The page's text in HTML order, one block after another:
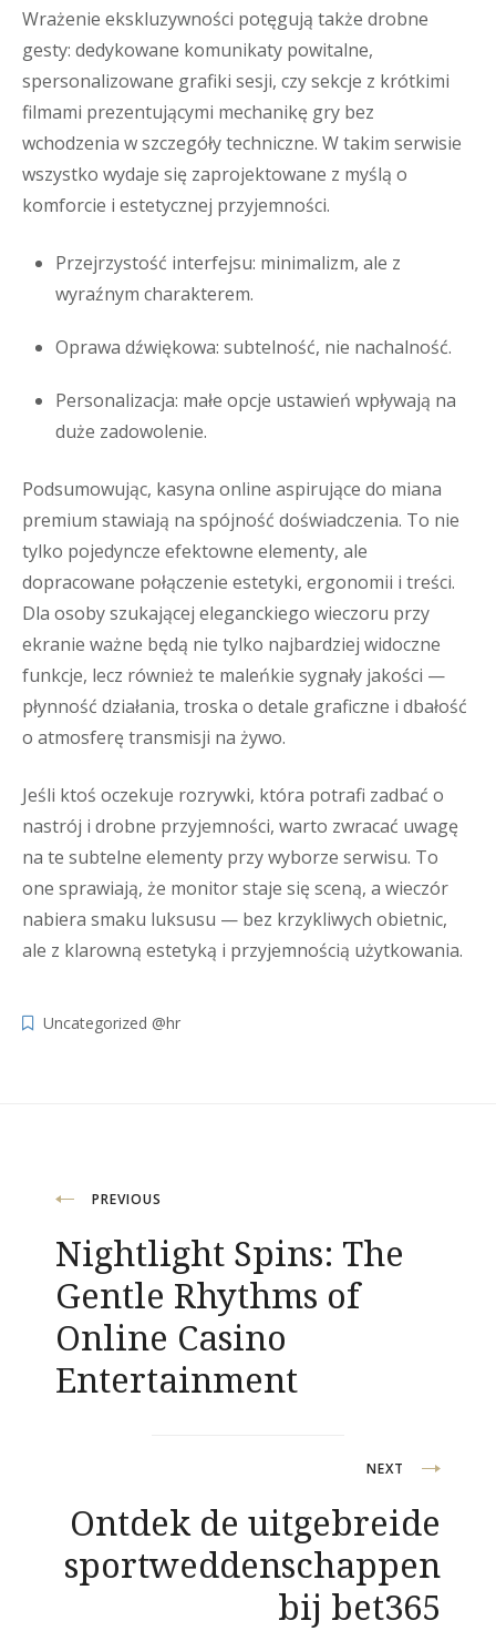
Wrażenie ekskluzywności potęgują także drobne
gesty: dedykowane komunikaty powitalne,
spersonalizowane grafiki sesji, czy sekcje z krótkimi
filmami prezentującymi mechanikę gry bez
wchodzenia w szczegóły techniczne. W takim serwisie
wszystko wydaje się zaprojektowane z myślą o
komforcie i estetycznej przyjemności.
Przejrzystość interfejsu: minimalizm, ale z
wyraźnym charakterem.
Oprawa dźwiękowa: subtelność, nie nachalność.
Personalizacja: małe opcje ustawień wpływają na
duże zadowolenie.
Podsumowując, kasyna online aspirujące do miana
premium stawiają na spójność doświadczenia. To nie
tylko pojedyncze efektowne elementy, ale
dopracowane połączenie estetyki, ergonomii i treści.
Dla osoby szukającej eleganckiego wieczoru przy
ekranie ważne będą nie tylko najbardziej widoczne
funkcje, lecz również te maleńkie sygnały jakości —
płynność działania, troska o detale graficzne i dbałość
o atmosferę transmisji na żywo.
Jeśli ktoś oczekuje rozrywki, która potrafi zadbać o
nastrój i drobne przyjemności, warto zwracać uwagę
na te subtelne elementy przy wyborze serwisu. To
one sprawiają, że monitor staje się sceną, a wieczór
nabiera smaku luksusu — bez krzykliwych obietnic,
ale z klarowną estetyką i przyjemnością użytkowania.
Uncategorized @hr
Navigacija
objava
PREVIOUS
Nightlight Spins: The
Gentle Rhythms of
Online Casino
Entertainment
NEXT
Ontdek de uitgebreide
sportweddenschappen
bij bet365